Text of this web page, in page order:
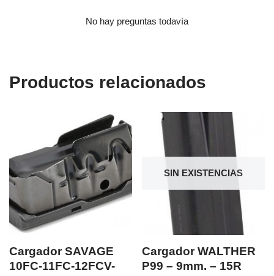
No hay preguntas todavía
Productos relacionados
Cargador SAVAGE
10FC-11FC-12FCV-
SIN EXISTENCIAS
Cargador WALTHER
P99 – 9mm. – 15R